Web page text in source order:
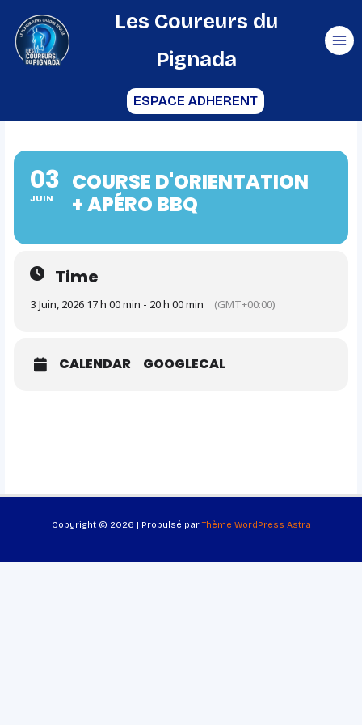
contenu
Les Coureurs du
Pignada
ESPACE ADHERENT
03
JUIN
COURSE D'ORIENTATION
+ APÉRO BBQ
Time
3 Juin, 2026 17 h 00 min - 20 h 00 min (GMT+00:00)
CALENDAR GOOGLECAL
Copyright © 2026 | Propulsé parThème WordPress Astra